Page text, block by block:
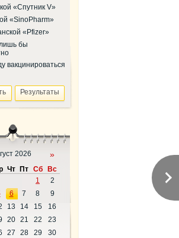
«Спутник V»
«SinoPharm»
«Pfizer»
бы
вакцинироваться
2026 »
Чт Пт Сб
Вс
1
2
6 7 8
9
13 14 15
16
20 21 22
23
27 28 29 30